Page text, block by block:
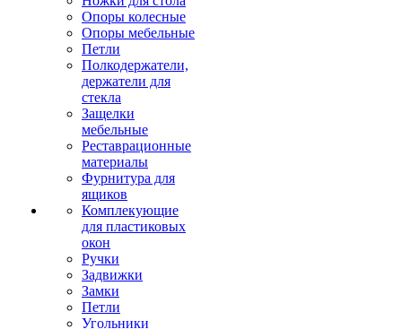
Опоры колесные
Опоры мебельные
Петли
Полкодержатели,
держатели для
стекла
Защелки
мебельные
Реставрационные
материалы
Фурнитура для
ящиков
Комплекующие
для пластиковых
окон
Ручки
Задвижки
Замки
Петли
Угольники